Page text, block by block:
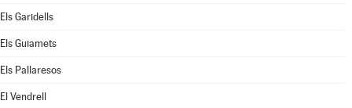
Els Garidells
Els Guiamets
Els Pallaresos
El Vendrell